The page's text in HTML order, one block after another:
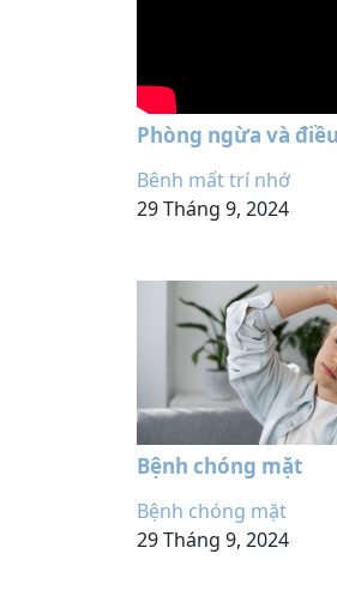
Phòng ngừa và
bệnh Alzheimer
Bênh mất trí nhớ
29 Tháng 9, 2024
Bệnh chóng mặt
Bệnh chóng mặt
29 Tháng 9, 2024